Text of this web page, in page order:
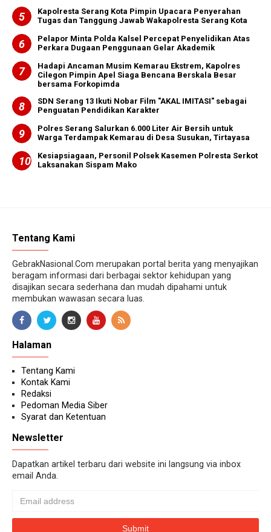
Kapolresta Serang Kota Pimpin Upacara Penyerahan
Tugas dan Tanggung Jawab Wakapolresta Serang Kota
Pelapor Minta Polda Kalsel Percepat Penyelidikan Atas
Perkara Dugaan Penggunaan Gelar Akademik
Hadapi Ancaman Musim Kemarau Ekstrem, Kapolres
Cilegon Pimpin Apel Siaga Bencana Berskala Besar
bersama Forkopimda
SDN Serang 13 Ikuti Nobar Film "AKAL IMITASI" sebagai
Penguatan Pendidikan Karakter
Polres Serang Salurkan 6.000 Liter Air Bersih untuk
Warga Terdampak Kemarau di Desa Susukan, Tirtayasa
Kesiapsiagaan, Personil Polsek Kasemen Polresta Serkot
Laksanakan Sispam Mako
Tentang Kami
GebrakNasional.Com merupakan portal berita yang menyajikan
beragam informasi dari berbagai sektor kehidupan yang
disajikan secara sederhana dan mudah dipahami untuk
membukan wawasan secara luas.
Halaman
Tentang Kami
Kontak Kami
Redaksi
Pedoman Media Siber
Syarat dan Ketentuan
Newsletter
Dapatkan artikel terbaru dari website ini langsung via inbox
email Anda.